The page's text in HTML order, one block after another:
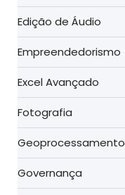
Edição de Áudio
Empreendedorismo
Excel Avançado
Fotografia
Geoprocessamento
Governança